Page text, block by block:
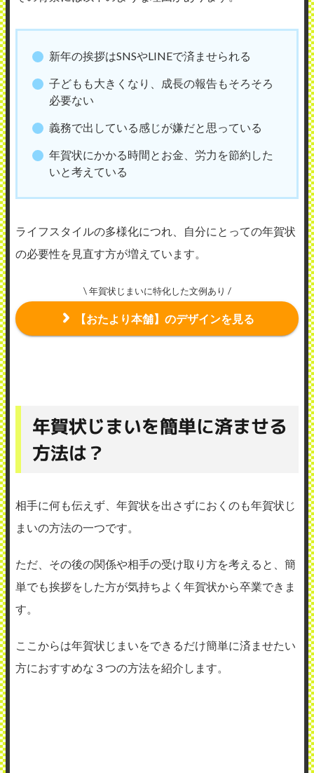
新年の挨拶はSNSやLINEで済ませられる
子どもも大きくなり、成長の報告もそろそろ
必要ない
義務で出している感じが嫌だと思っている
年賀状にかかる時間とお金、労力を節約した
いと考えている
ライフスタイルの多様化につれ、自分にとっての年賀状
の必要性を見直す方が増えています。
\ 年賀状じまいに特化した文例あり /
【おたより本舗】のデザインを見る
年賀状じまいを簡単に済ませる
方法は？
相手に何も伝えず、年賀状を出さずにおくのも年賀状じ
まいの方法の一つです。
ただ、その後の関係や相手の受け取り方を考えると、簡
単でも挨拶をした方が気持ちよく年賀状から卒業できま
す。
ここからは年賀状じまいをできるだけ簡単に済ませたい
方におすすめな３つの方法を紹介します。